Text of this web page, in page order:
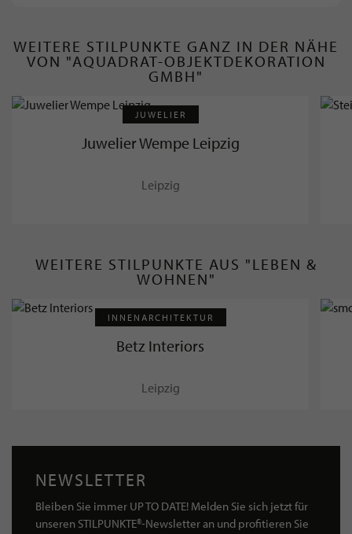
WEITERE STILPUNKTE GANZ IN DER NÄHE
VON "AQUADRAT-OBJEKTDEKORATION
GMBH"
JUWELIER
Juwelier Wempe Leipzig
Leipzig
WEITERE STILPUNKTE AUS "LEBEN &
WOHNEN"
INNENARCHITEKTUR
Betz Interiors
Leipzig
NEWSLETTER
Bleiben Sie immer UP TO DATE! Melden Sie sich jetzt für
unseren STILPUNKTE®-Newsletter an und profitieren Sie